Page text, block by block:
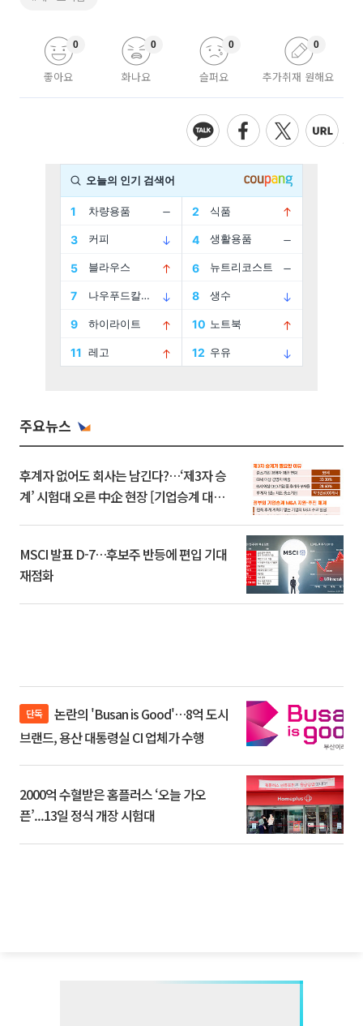
좋아요
0
화나요
0
슬퍼요
0
추가취재 원해요
0
주요뉴스
후계자 없어도 회사는 남긴다?…‘제3자 승
계’ 시험대 오른 中企 현장 [기업승계 대전
MSCI 발표 D-7…후보주 반등에 편입 기대
재점화
단독
브랜드, 용산 대통령실 CI 업체가 수행
2000억 수혈받은 홈플러스 ‘오늘 가오
픈’...13일 정식 개장 시험대